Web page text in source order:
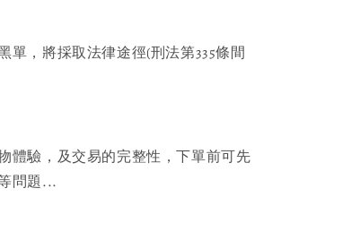
單，將採取法律途徑(刑法第335條間
體驗，及交易的完整性，下單前可先
問題...